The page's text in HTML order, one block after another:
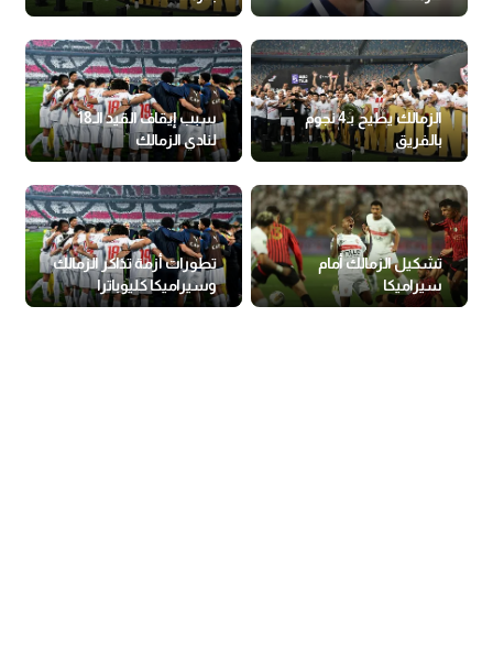
الزمالك يطيح بـ4 نجوم
بالفريق
سبب إيقاف القيد الـ18
لنادي الزمالك
تشكيل الزمالك أمام
سيراميكا
تطورات أزمة تذاكر الزمالك
وسيراميكا كليوباترا